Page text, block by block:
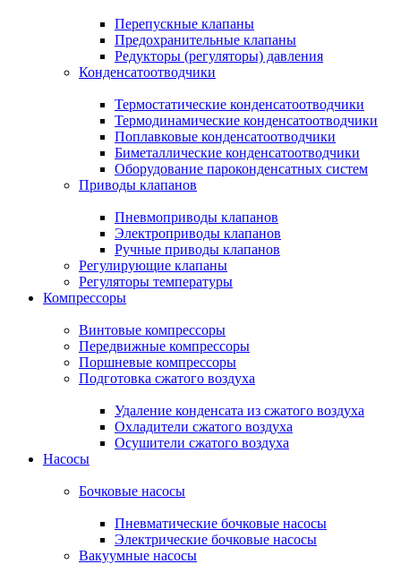
Перепускные клапаны
Предохранительные клапаны
Редукторы (регуляторы) давления
Конденсатоотводчики
Термостатические конденсатоотводчики
Термодинамические конденсатоотводчики
Поплавковые конденсатоотводчики
Биметаллические конденсатоотводчики
Оборудование пароконденсатных систем
Приводы клапанов
Пневмоприводы клапанов
Электроприводы клапанов
Ручные приводы клапанов
Регулирующие клапаны
Регуляторы температуры
Компрессоры
Винтовые компрессоры
Передвижные компрессоры
Поршневые компрессоры
Подготовка сжатого воздуха
Удаление конденсата из сжатого воздуха
Охладители сжатого воздуха
Осушители сжатого воздуха
Насосы
Бочковые насосы
Пневматические бочковые насосы
Электрические бочковые насосы
Вакуумные насосы